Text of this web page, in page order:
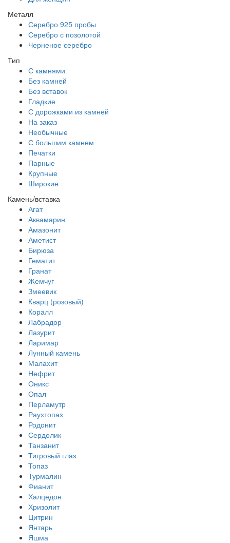
Металл
Серебро 925 пробы
Серебро с позолотой
Черненое серебро
Тип
С камнями
Без камней
Без вставок
Гладкие
С дорожками из камней
На заказ
Необычные
С большим камнем
Печатки
Парные
Крупные
Широкие
Камень/вставка
Агат
Аквамарин
Амазонит
Аметист
Бирюза
Гематит
Гранат
Жемчуг
Змеевик
Кварц (розовый)
Коралл
Лабрадор
Лазурит
Ларимар
Лунный камень
Малахит
Нефрит
Оникс
Опал
Перламутр
Раухтопаз
Родонит
Сердолик
Танзанит
Тигровый глаз
Топаз
Турмалин
Фианит
Халцедон
Хризолит
Цитрин
Янтарь
Яшма